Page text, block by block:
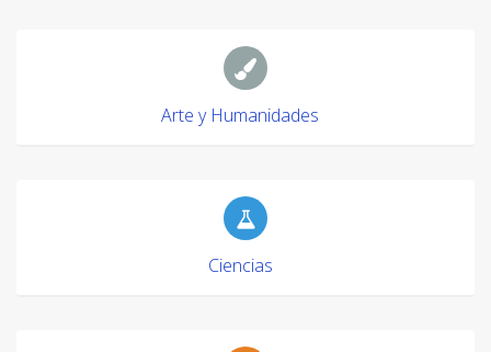
Arte y Humanidades
Ciencias